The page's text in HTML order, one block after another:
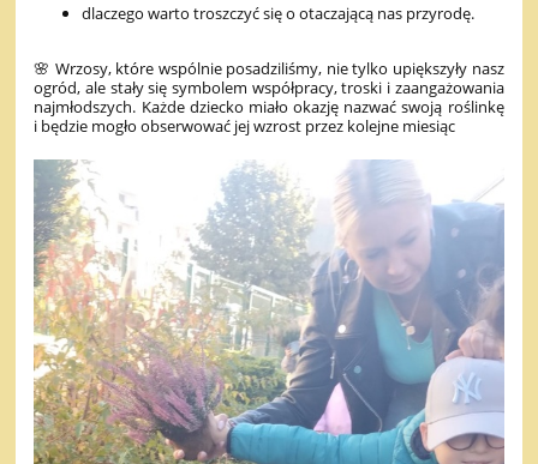
dlaczego warto troszczyć się o otaczającą nas przyrodę.
🌸 Wrzosy, które wspólnie posadziliśmy, nie tylko upiększyły nasz
ogród, ale stały się symbolem współpracy, troski i zaangażowania
najmłodszych. Każde dziecko miało okazję nazwać swoją roślinkę
i będzie mogło obserwować jej wzrost przez kolejne miesiąc